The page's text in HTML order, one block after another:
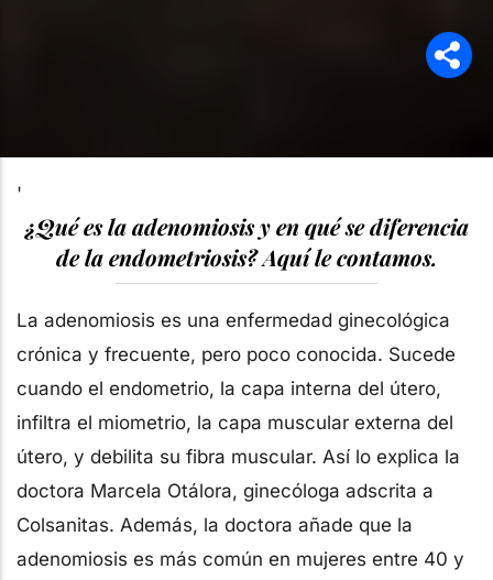
'
¿Qué es la adenomiosis y en qué se diferencia
de la endometriosis? Aquí le contamos.
La adenomiosis es una enfermedad ginecológica
crónica y frecuente, pero poco conocida. Sucede
cuando el endometrio, la capa interna del útero,
infiltra el miometrio, la capa muscular externa del
útero, y debilita su fibra muscular. Así lo explica la
doctora Marcela Otálora, ginecóloga adscrita a
Colsanitas. Además, la doctora añade que la
adenomiosis es más común en mujeres entre 40 y